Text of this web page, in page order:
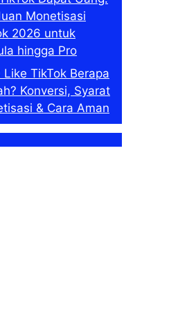
Monetisasi
2026 untuk
hingga Pro
Like TikTok Berapa
Konversi, Syarat
& Cara Aman